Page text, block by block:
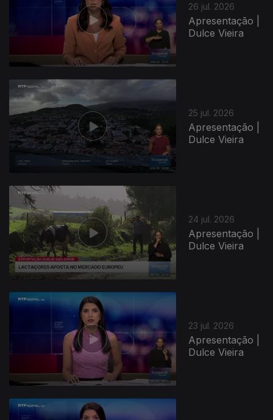
26 jul. 2026
Apresentação |
Dulce Vieira
25 jul. 2026
Apresentação |
Dulce Vieira
24 jul. 2026
Apresentação |
Dulce Vieira
23 jul. 2026
Apresentação |
Dulce Vieira